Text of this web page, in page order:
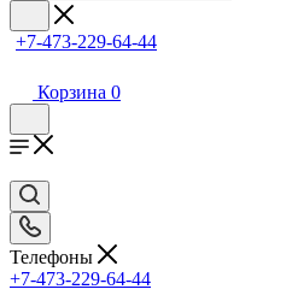
+7-473-229-64-44
Корзина 0
Телефоны
+7-473-229-64-44